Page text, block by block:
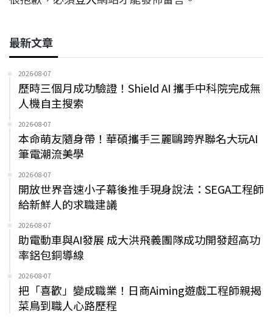
最新文章
2026-08-07
歷時三個月成功驗證！Shield AI 攜手中科院完成無
人機自主搜索
2026-08-07
本命萌友隨身帶！華碩攜手三麗鷗跨界聯名大玩AI
筆電潮流美學
2026-08-07
開放世界音速小子幕後推手現身說法：SEGA工程師
給新鮮人的求職建議
2026-08-07
助電動車與AI發展 成大洪飛義團隊成功開發超高功
率鋁包銅導線
2026-08-07
把「喜歡」變成職業！日商Aiming遊戲工程師親揭
菜鳥到職人心路歷程